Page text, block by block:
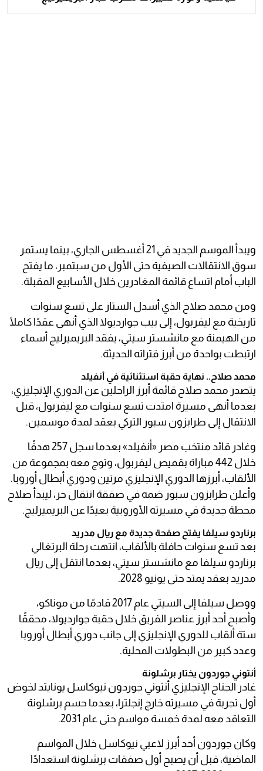
ويبدأ الموسم الجديد في 21 أغسطس الجاري، بينما يستمر
سوق الانتقالات الصيفية حتى الأول من سبتمبر، ما يفتح
الباب أمام اتساع قائمة المغادرين خلال الأسابيع المقبلة.
ومن محمد صلاح الذي أسدل الستار على تسع سنوات
تاريخية مع ليفربول، إلى بيب جوارديولا الذي أنهى عقدًا كاملًا
من الهيمنة مع مانشستر سيتي، يفقد البريميرليج أسماء
ارتبطت بواحدة من أبرز فتراته الحديثة.
محمد صلاح.. نهاية حقبة استثنائية في أنفيلد
يتصدر محمد صلاح قائمة أبرز الراحلين عن الدوري الإنجليزي،
بعدما أنهى مسيرة امتدت تسع سنوات مع ليفربول، قبل
الانتقال إلى طرابزون سبور التركي بعقد لمدة موسمين.
وغادر قائد منتخب مصر «أنفيلد» بعدما سجل 257 هدفًا
خلال 442 مباراة بقميص ليفربول، وتوج معه بمجموعة من
الألقاب، أبرزها الدوري الإنجليزي مرتين ودوري أبطال أوروبا.
وأعلن طرابزون سبور ضمه في صفقة انتقال حر، ليبدأ صلاح
محطة جديدة في مسيرته الأوروبية بعيدًا عن البريميرليج.
برناردو سيلفا يفتح صفحة جديدة مع ريال مدريد
بعد تسع سنوات حافلة بالألقاب، انتهت رحلة البرتغالي
برناردو سيلفا مع مانشستر سيتي، بعدما انتقل إلى ريال
مدريد بعقد يمتد حتى يونيو 2028.
ووصل سيلفا إلى السيتي عام 2017 قادمًا من موناكو،
وأصبح أحد أبرز عناصر الفريق خلال حقبة جوارديولا، محققًا
ستة ألقاب للدوري الإنجليزي إلى جانب دوري أبطال أوروبا
وعدد كبير من البطولات المحلية.
أنتوني جوردون يختار برشلونة
غادر الجناح الإنجليزي أنتوني جوردون نيوكاسل يونايتد لخوض
أول تجربة في مسيرته خارج إنجلترا، بعدما حسم برشلونة
التعاقد معه لمدة خمسة مواسم حتى عام 2031.
وكان جوردون أحد أبرز لاعبي نيوكاسل خلال المواسم
الماضية، قبل أن يصبح أول صفقات برشلونة استعدادًا